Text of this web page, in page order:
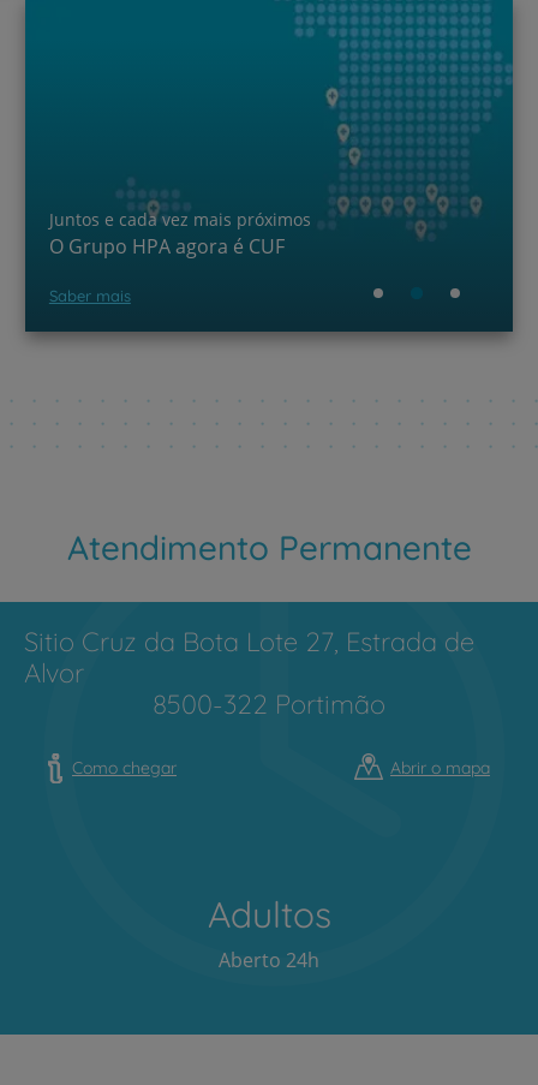
Juntos e cada vez mais próximos
O Grupo HPA agora é CUF
Saber mais
Atendimento Permanente
Sitio Cruz da Bota Lote 27, Estrada de
Alvor
8500-322 Portimão
Como chegar Abrir o mapa
Adultos
Aberto 24h